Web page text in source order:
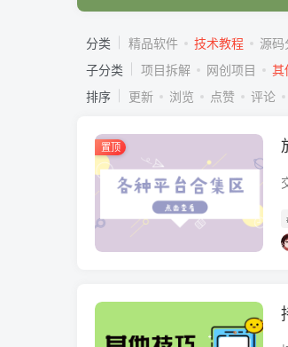
分类 精品软件 技术教程 源码
子分类
项目拆解 网创项目 其
排序
更新 浏览 点赞 评论
置顶